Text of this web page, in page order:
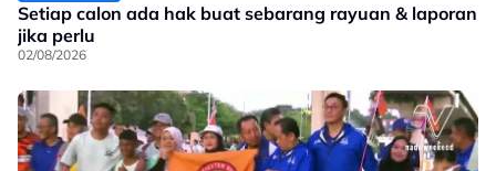
Setiap calon ada hak buat sebarang rayuan & laporan
jika perlu
02/08/2026